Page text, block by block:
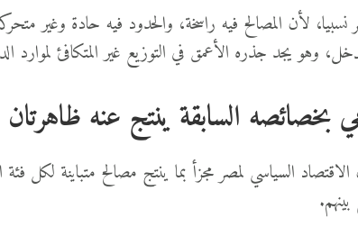
نسبيا، لأن المصالح فيه راسخة، والحدود فيه حادة وغير
وهو يجد جذره الأعمق في التوزيع غير المتكافئ لموارد
السابقة ينتج عنه ظاهرتان
السياسي لمصر مجزأ بما ينتج مصالح متباينة لكل فئة